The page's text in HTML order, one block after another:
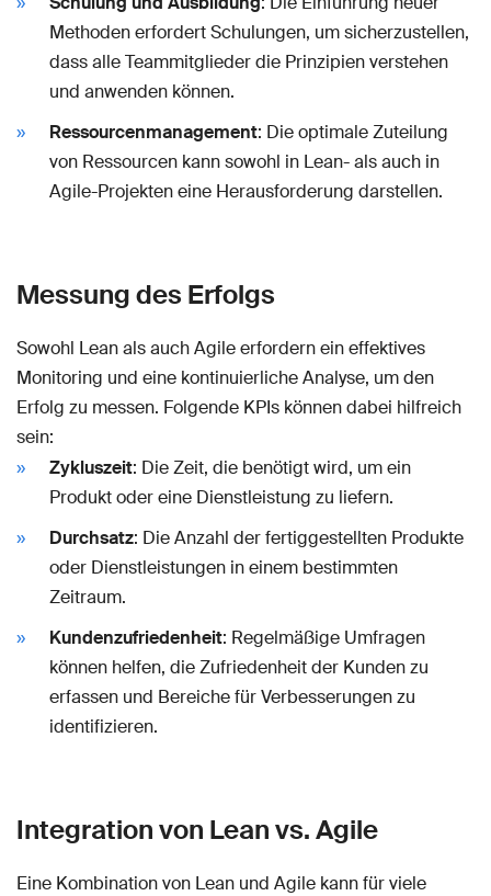
Methoden erfordert Schulungen, um sicherzustellen,
dass alle Teammitglieder die Prinzipien verstehen
und anwenden können.
Ressourcenmanagement: Die optimale Zuteilung
von Ressourcen kann sowohl in Lean- als auch in
Agile-Projekten eine Herausforderung darstellen.
Messung des Erfolgs
Sowohl Lean als auch Agile erfordern ein effektives
Monitoring und eine kontinuierliche Analyse, um den
Erfolg zu messen. Folgende KPIs können dabei hilfreich
sein:
Zykluszeit: Die Zeit, die benötigt wird, um ein
Produkt oder eine Dienstleistung zu liefern.
Durchsatz: Die Anzahl der fertiggestellten Produkte
oder Dienstleistungen in einem bestimmten
Zeitraum.
Kundenzufriedenheit: Regelmäßige Umfragen
können helfen, die Zufriedenheit der Kunden zu
erfassen und Bereiche für Verbesserungen zu
identifizieren.
Integration von Lean vs. Agile
Eine Kombination von Lean und Agile kann für viele